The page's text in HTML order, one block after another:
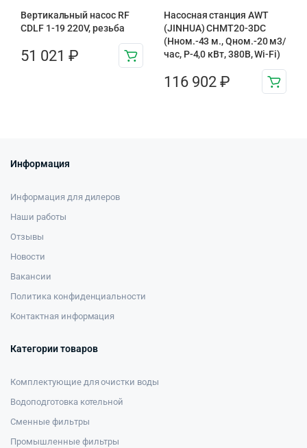
Вертикальный насос RF
CDLF 1-19 220V, резьба
51 021 ₽
Насосная станция AWT
(JINHUA) CHMT20-3DC
(Нном.-43 м., Qном.-20 м3/
час, Р-4,0 кВт, 380В, Wi-Fi)
116 902 ₽
Информация
Информация для дилеров
Наши работы
Отзывы
Новости
Вакансии
Политика конфиденциальности
Контактная информация
Категории товаров
Комплектующие для очистки воды
Водоподготовка котельной
Сменные фильтры
Промышленные фильтры